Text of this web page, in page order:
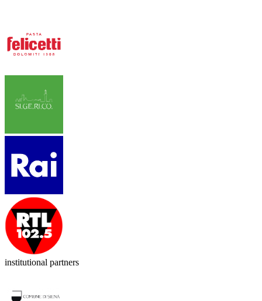
institutional partners